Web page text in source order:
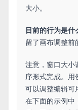
大小。
目前的行为是什
留了画布调整前
注意，窗口大小
序形式完成。用
可以调整编辑可
在下面的示例中